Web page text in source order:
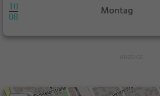
10
08
Montag